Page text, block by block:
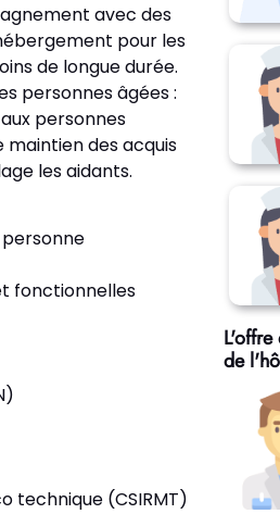
avec des
pour les
de longue durée.
personnes âgées :
personnes
des acquis
les aidants.
fonctionnelles
technique (CSIRMT)
de